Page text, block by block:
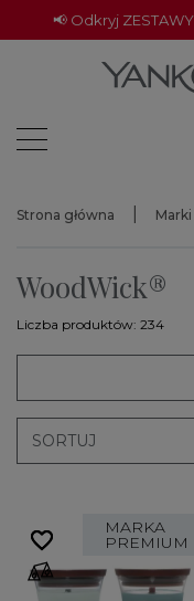
📢 Odkryj
Strona główna Marki
WoodWick®
Liczba produktów: 234
SORTUJ
MARKA
PREMIUM
favorite_border
favorite_border